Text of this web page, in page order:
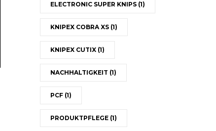
ELECTRONIC SUPER KNIPS (1)
KNIPEX COBRA XS (1)
KNIPEX CUTIX (1)
NACHHALTIGKEIT (1)
PCF (1)
PRODUKTPFLEGE (1)